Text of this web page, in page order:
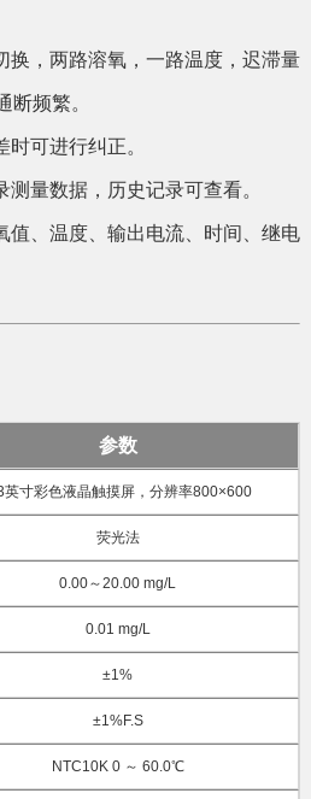
换，两路溶氧，一路温度，迟滞量
断频繁。
可进行纠正。
量数据，历史记录可查看。
值、温度、输出电流、时间、继电
参数
英寸彩色液晶触摸屏，分辨率800×600
荧光法
0.00～20.00 mg/L
0.01 mg/L
±1%
±1%F.S
NTC10K 0 ～ 60.0℃